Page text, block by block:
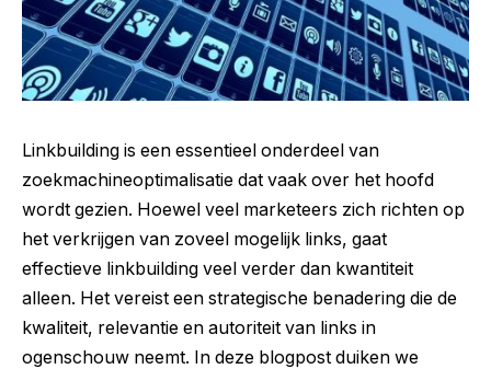
Linkbuilding is een essentieel onderdeel van
zoekmachineoptimalisatie dat vaak over het hoofd
wordt gezien. Hoewel veel marketeers zich richten op
het verkrijgen van zoveel mogelijk links, gaat
effectieve linkbuilding veel verder dan kwantiteit
alleen. Het vereist een strategische benadering die de
kwaliteit, relevantie en autoriteit van links in
ogenschouw neemt. In deze blogpost duiken we